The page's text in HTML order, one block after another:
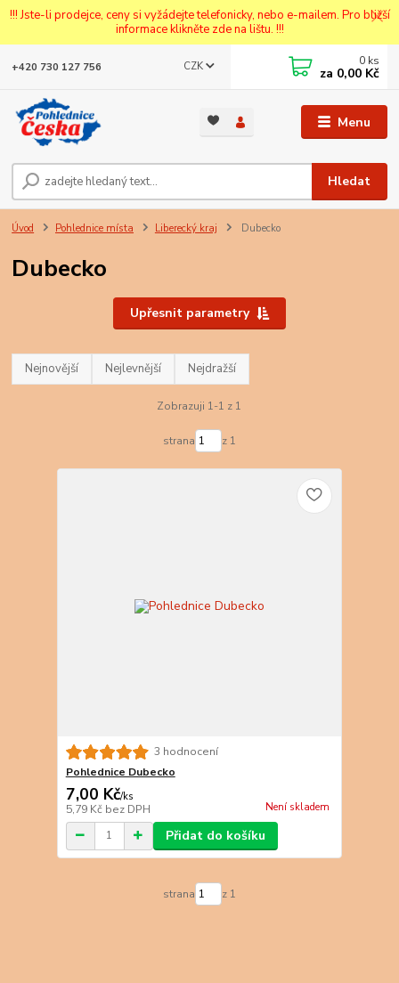
!!! Jste-li prodejce, ceny si vyžádejte telefonicky, nebo e-mailem. Pro bližší
informace klikněte zde na lištu. !!!
Menu
CZK
Hledat
+420 730 127 756 0 ks
za 0,00 Kč
Úvod Pohlednice místa Liberecký kraj Dubecko
Dubecko
Upřesnit parametry
Nejnovější Nejlevnější Nejdražší
Zobrazuji 1-1 z 1
strana z 1
3 hodnocení
Pohlednice Dubecko
7,00 Kč/ks
5,79 Kč bez DPH Není skladem
Přidat do košíku
strana z 1